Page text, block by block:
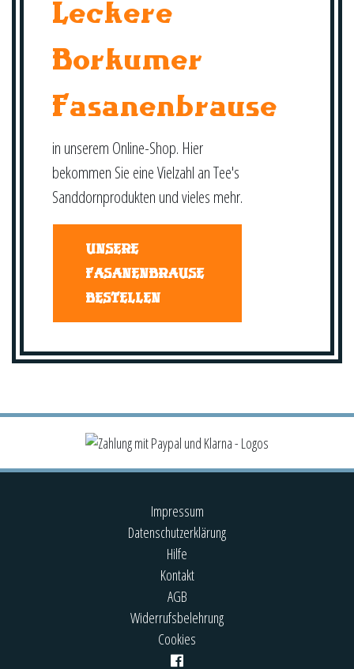
Leckere
Borkumer
Fasanenbrause
in unserem Online-Shop. Hier
bekommen Sie eine Vielzahl an Tee's
Sanddornprodukten und vieles mehr.
UNSERE
FASANENBRAUSE
BESTELLEN
Impressum
Datenschutzerklärung
Hilfe
Kontakt
AGB
Widerrufsbelehrung
Cookies